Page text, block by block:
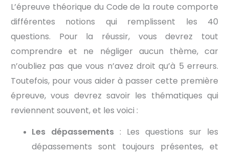
L’épreuve théorique du Code de la route comporte
différentes notions qui remplissent les 40
questions. Pour la réussir, vous devrez tout
comprendre et ne négliger aucun thème, car
n’oubliez pas que vous n’avez droit qu’à 5 erreurs.
Toutefois, pour vous aider à passer cette première
épreuve, vous devrez savoir les thématiques qui
reviennent souvent, et les voici :
Les dépassements : Les questions sur les
dépassements sont toujours présentes, et